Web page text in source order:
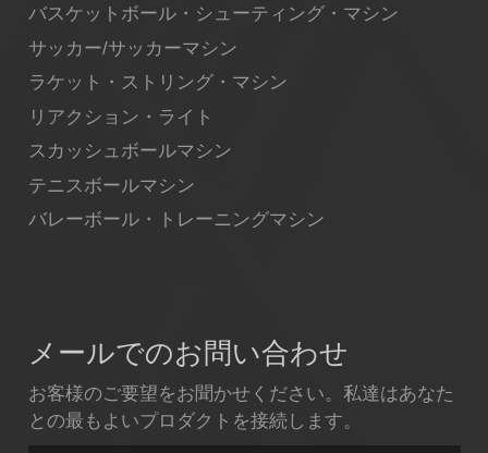
バスケットボール・シューティング・マシン
サッカー/サッカーマシン
ラケット・ストリング・マシン
リアクション・ライト
スカッシュボールマシン
テニスボールマシン
バレーボール・トレーニングマシン
メールでのお問い合わせ
お客様のご要望をお聞かせください。私達はあなた
との最もよいプロダクトを接続します。